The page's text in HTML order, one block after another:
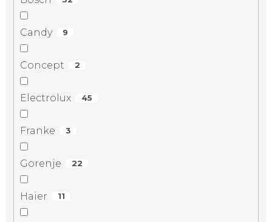
Candy 9
Concept 2
Electrolux 45
Franke 3
Gorenje 22
Haier 11